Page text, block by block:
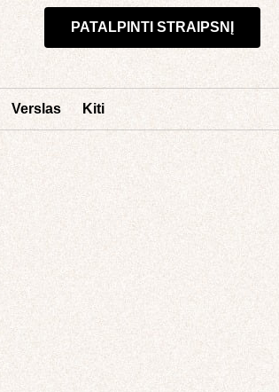
PATALPINTI STRAIPSNĮ
Verslas Kiti